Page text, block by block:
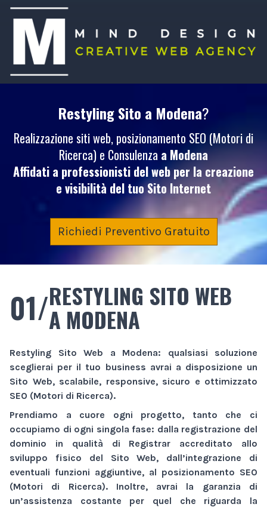
Restyling Sito a Modena?
Realizzazione siti web, posizionamento SEO (Motori di
Ricerca) e Consulenza a Modena
Affidati a professionisti del web per la creazione
e visibilità del tuoSito Internet
Richiedi Preventivo Gratuito
01/RESTYLING SITO WEB
A MODENA
Restyling Sito Web a Modena: qualsiasi soluzione
sceglierai per il tuo business avrai a disposizione un
Sito Web, scalabile, responsive, sicuro e ottimizzato
SEO (Motori di Ricerca).
Prendiamo a cuore ogni progetto, tanto che ci
occupiamo di ogni singola fase: dalla registrazione del
dominio in qualità di Registrar accreditato allo
sviluppo fisico del Sito Web, dall’integrazione di
eventuali funzioni aggiuntive, al posizionamento SEO
(Motori di Ricerca). Inoltre, avrai la garanzia di
un’assistenza costante per quel che riguarda la